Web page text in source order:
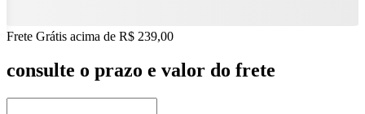
Frete Grátis acima de R$ 239,00
consulte o prazo e valor do frete